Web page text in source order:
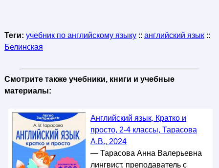
Теги: учебник по английскому языку:: английский язык::
Белинская
Смотрите также учебники, книги и учебные
материалы:
Английский язык, Кратко и
просто, 2-4 классы, Тарасова
А.В., 2024
— Тарасова Анна Валерьевна
лингвист, преподаватель с